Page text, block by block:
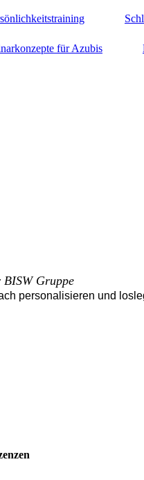
für Azubis
Gruppe
personalisieren und